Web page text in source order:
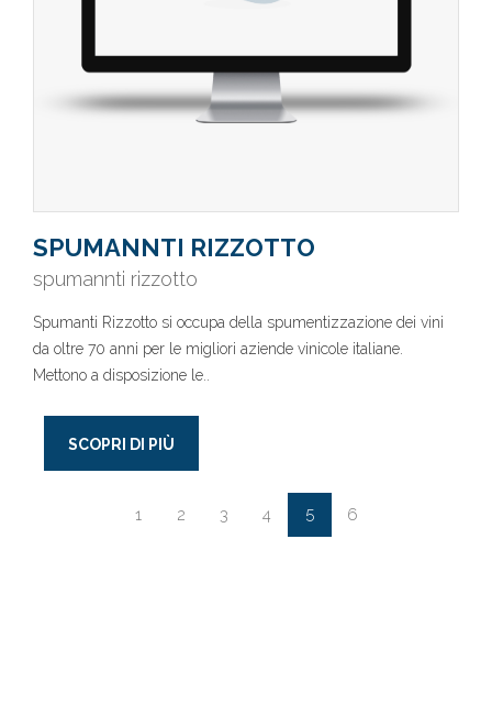
SPUMANNTI RIZZOTTO
spumannti rizzotto
Spumanti Rizzotto si occupa della spumentizzazione dei vini
da oltre 70 anni per le migliori aziende vinicole italiane.
Mettono a disposizione le..
SCOPRI DI PIÙ
1 2 3 4 5 6